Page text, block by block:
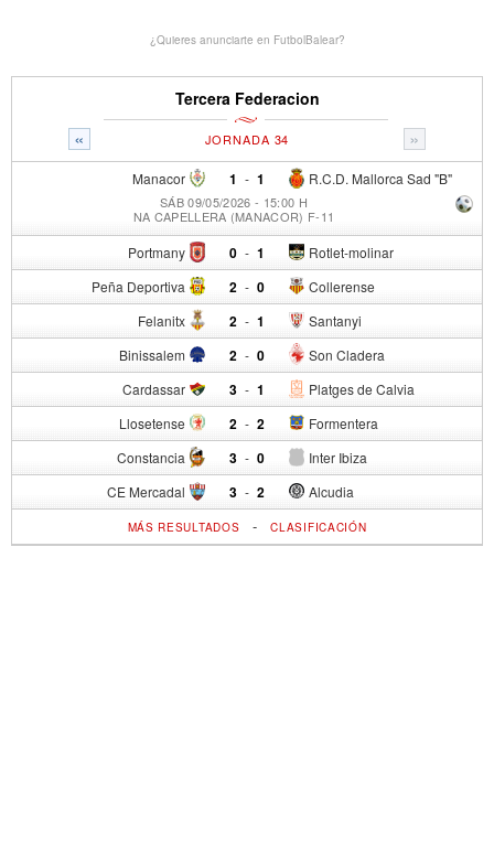
¿Quieres anunciarte en FutbolBalear?
Tercera Federacion
« »
JORNADA 34
Manacor 1 - R.C.D. Mallorca Sad "B"
1
SÁB 09/05/2026 - 15:00 H
NA CAPELLERA (MANACOR) F-11
Portmany 0 - Rotlet-molinar
1
Peña Deportiva 2 - Collerense
0
Felanitx 2 - Santanyi
1
Binissalem 2 - Son Cladera
0
Cardassar 3 - Platges de Calvia
1
Llosetense 2 - Formentera
2
Constancia 3 - Inter Ibiza
0
CE Mercadal 3 - Alcudia
2
MÁS RESULTADOS -CLASIFICACIÓN